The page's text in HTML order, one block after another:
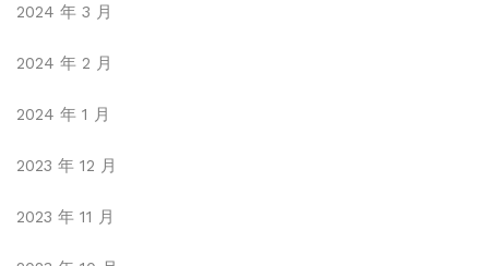
2024 年 3 月
2024 年 2 月
2024 年 1 月
2023 年 12 月
2023 年 11 月